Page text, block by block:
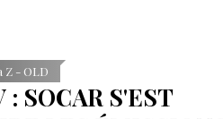
Z - OLD
SOCAR S'EST